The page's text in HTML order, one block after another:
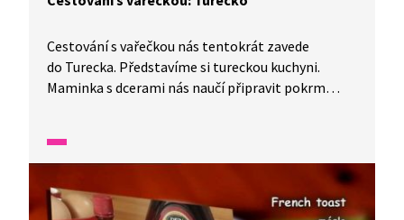
Cestování s vařečkou nás tentokrát zavede
do Turecka. Představíme si tureckou kuchyni.
Maminka s dcerami nás naučí připravit pokrm
důležité momenty.